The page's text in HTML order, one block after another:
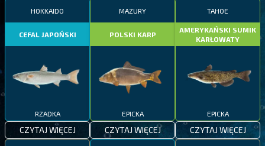
HOKKAIDO
CEFAL JAPOŃSKI
RZADKA
CZYTAJ WIĘCEJ
MAZURY
POLSKI KARP
EPICKA
CZYTAJ WIĘCEJ
TAHOE
AMERYKAŃSKI SUMIK
KARŁOWATY
EPICKA
CZYTAJ WIĘCEJ